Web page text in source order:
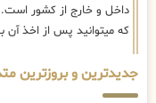
داخل و خارج از کشور
که میتوانید پس از اخذ
جدیدترین و بروزترین